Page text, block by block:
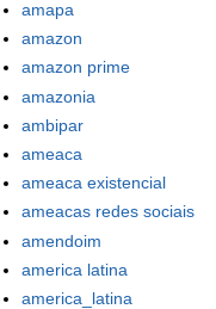
amapa
amazon
amazon prime
amazonia
ambipar
ameaca
ameaca existencial
ameacas redes sociais
amendoim
america latina
america_latina